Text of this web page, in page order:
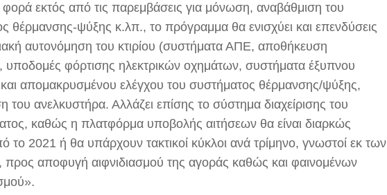
εκτός από τις παρεμβάσεις για μόνωση, αναβάθμιση του
θέρμανσης-ψύξης κ.λπ., το πρόγραμμα θα ενισχύει και επενδύσεις
αυτονόμηση του κτιρίου (συστήματα ΑΠΕ, αποθήκευση
υποδομές φόρτισης ηλεκτρικών οχημάτων, συστήματα έξυπνου
απομακρυσμένου ελέγχου του συστήματος θέρμανσης/ψύξης,
του ανελκυστήρα. Αλλάζει επίσης το σύστημα διαχείρισης του
καθώς η πλατφόρμα υποβολής αιτήσεων θα είναι διαρκώς
το 2021 ή θα υπάρχουν τακτικοί κύκλοι ανά τρίμηνο, γνωστοί εκ των
αποφυγή αιφνιδιασμού της αγοράς καθώς και φαινομένων